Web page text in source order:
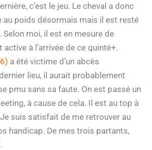
c’est le jeu. Le cheval a donc
au poids désormais mais il est resté
Selon moi, il est en mesure de
active à l’arrivée de ce quinté+.
a été victime d’un abcès
lieu, il aurait probablement
pmu sans sa faute. On est passé un
à cause de cela. Il est au top à
Je suis satisfait de me retrouver au
handicap. De mes trois partants,